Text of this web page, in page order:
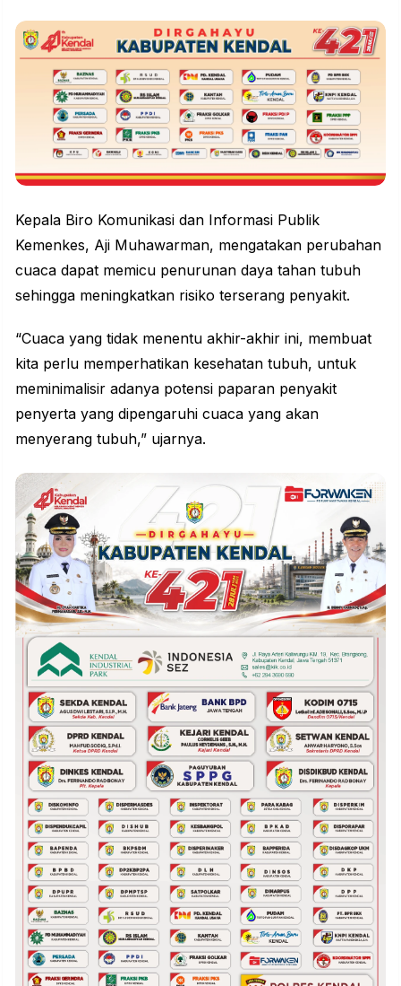
Kepala Biro Komunikasi dan Informasi Publik
Kemenkes, Aji Muhawarman, mengatakan perubahan
cuaca dapat memicu penurunan daya tahan tubuh
sehingga meningkatkan risiko terserang penyakit.
“Cuaca yang tidak menentu akhir-akhir ini, membuat
kita perlu memperhatikan kesehatan tubuh, untuk
meminimalisir adanya potensi paparan penyakit
penyerta yang dipengaruhi cuaca yang akan
menyerang tubuh,” ujarnya.